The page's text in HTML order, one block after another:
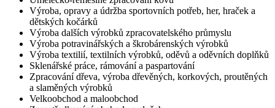
Výroba, opravy a údržba sportovních potřeb, her, hraček a
dětských kočárků
Výroba dalších výrobků zpracovatelského průmyslu
Výroba potravinářských a škrobárenských výrobků
Výroba textilií, textilních výrobků, oděvů a oděvních doplňků
Sklenářské práce, rámování a paspartování
Zpracování dřeva, výroba dřevěných, korkových, proutěných
a slaměných výrobků
Velkoobchod a maloobchod